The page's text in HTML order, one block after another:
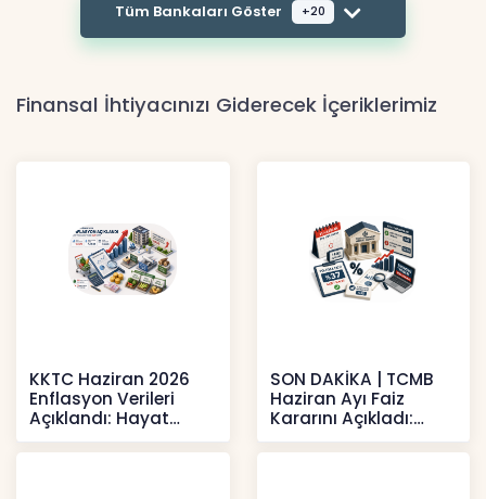
Tüm Bankaları Göster +20
Finansal İhtiyacınızı Giderecek İçeriklerimiz
KKTC Haziran 2026
Enflasyon Verileri
Açıklandı: Hayat
Pahalılığı Yükselişini
Sür
SON DAKİKA | TCMB
Haziran Ayı Faiz
Kararını Açıkladı:
Politika Faizi Yüzde
37’de